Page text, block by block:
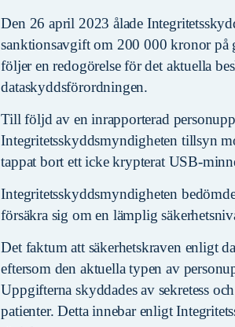
Den 26 april 2023 ålade
sanktionsavgift om 200 000 kronor på
följer en redogörelse för det aktuella
dataskyddsförordningen.
Till följd av en inrapporterad
Integritetsskyddsmyndigheten tillsyn
tappat bort ett icke krypterat USB-
Integritetsskyddsmyndigheten
försäkra sig om en lämplig
Det faktum att säkerhetskraven enligt
eftersom den aktuella typen av
Uppgifterna skyddades av sekretess
patienter. Detta innebar enligt